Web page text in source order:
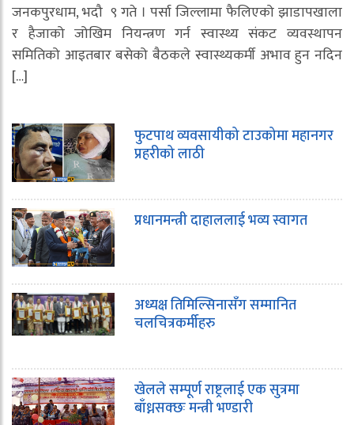
जनकपुरधाम, भदौ ९ गते । पर्सा जिल्लामा फैलिएको झाडापखाला
र हैजाको जोखिम नियन्त्रण गर्न स्वास्थ्य संकट व्यवस्थापन
समितिको आइतबार बसेको बैठकले स्वास्थ्यकर्मी अभाव हुन नदिन
[…]
फुटपाथ व्यवसायीको टाउकोमा महानगर
प्रहरीको लाठी
प्रधानमन्त्री दाहाललाई भव्य स्वागत
अध्यक्ष तिमिल्सिनासँग सम्मानित
चलचित्रकर्मीहरु
खेलले सम्पूर्ण राष्ट्रलाई एक सुत्रमा
बाँध्नसक्छः मन्त्री भण्डारी